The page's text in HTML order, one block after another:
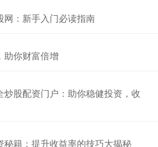
网：新手入门必读指南
助你财富倍增
股配资门户：助你稳健投资，收
籍：提升收益率的技巧大揭秘